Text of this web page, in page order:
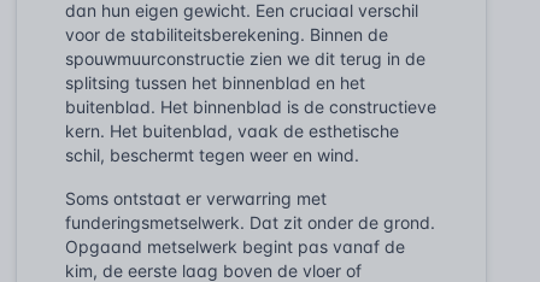
dan hun eigen gewicht. Een cruciaal verschil
voor de stabiliteitsberekening. Binnen de
spouwmuurconstructie zien we dit terug in de
splitsing tussen het binnenblad en het
buitenblad. Het binnenblad is de constructieve
kern. Het buitenblad, vaak de esthetische
schil, beschermt tegen weer en wind.
Soms ontstaat er verwarring met
funderingsmetselwerk. Dat zit onder de grond.
Opgaand metselwerk begint pas vanaf de
kim, de eerste laag boven de vloer of